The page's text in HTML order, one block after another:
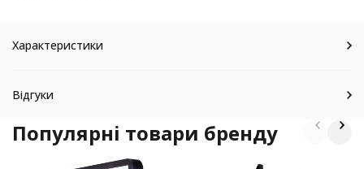
Характеристики
Відгуки
Популярні товари бренду